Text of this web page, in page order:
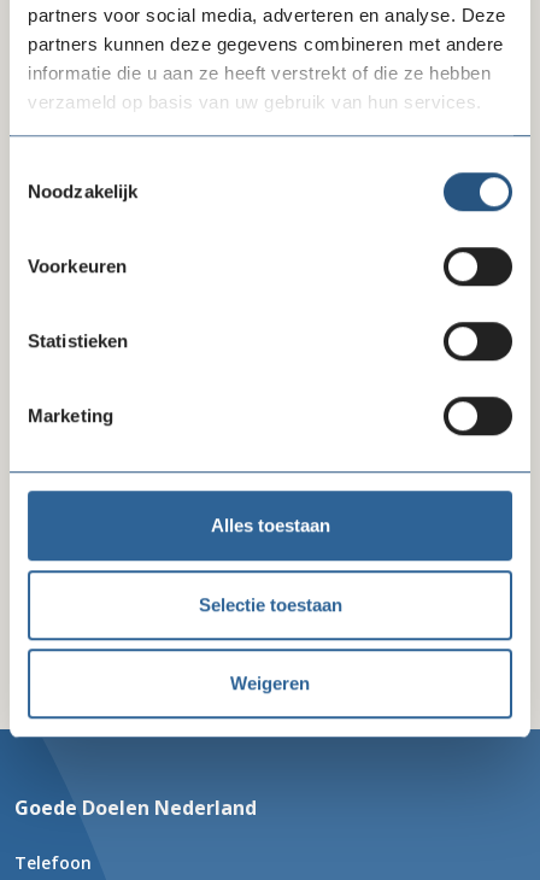
partners voor social media, adverteren en analyse. Deze
partners kunnen deze gegevens combineren met andere
informatie die u aan ze heeft verstrekt of die ze hebben
verzameld op basis van uw gebruik van hun services.
Noodzakelijk
Voorkeuren
Statistieken
Marketing
Alles toestaan
Selectie toestaan
Weigeren
T: 06 28 31 47 21
Goede Doelen Nederland
Telefoon